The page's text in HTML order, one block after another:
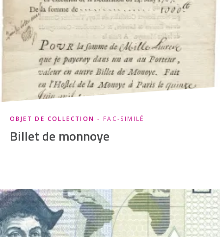
OBJET DE COLLECTION - FAC-SIMILÉ
Billet de monnoye